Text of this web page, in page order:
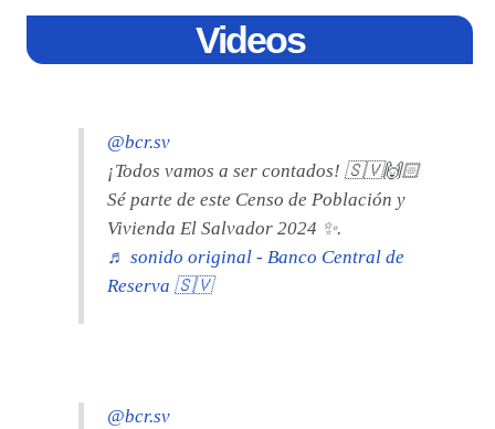
Videos
@bcr.sv
¡Todos vamos a ser contados! 🇸🇻🙌🏻
Sé parte de este Censo de Población y
Vivienda El Salvador 2024 ✨.
♬ sonido original - Banco Central de
Reserva 🇸🇻
@bcr.sv